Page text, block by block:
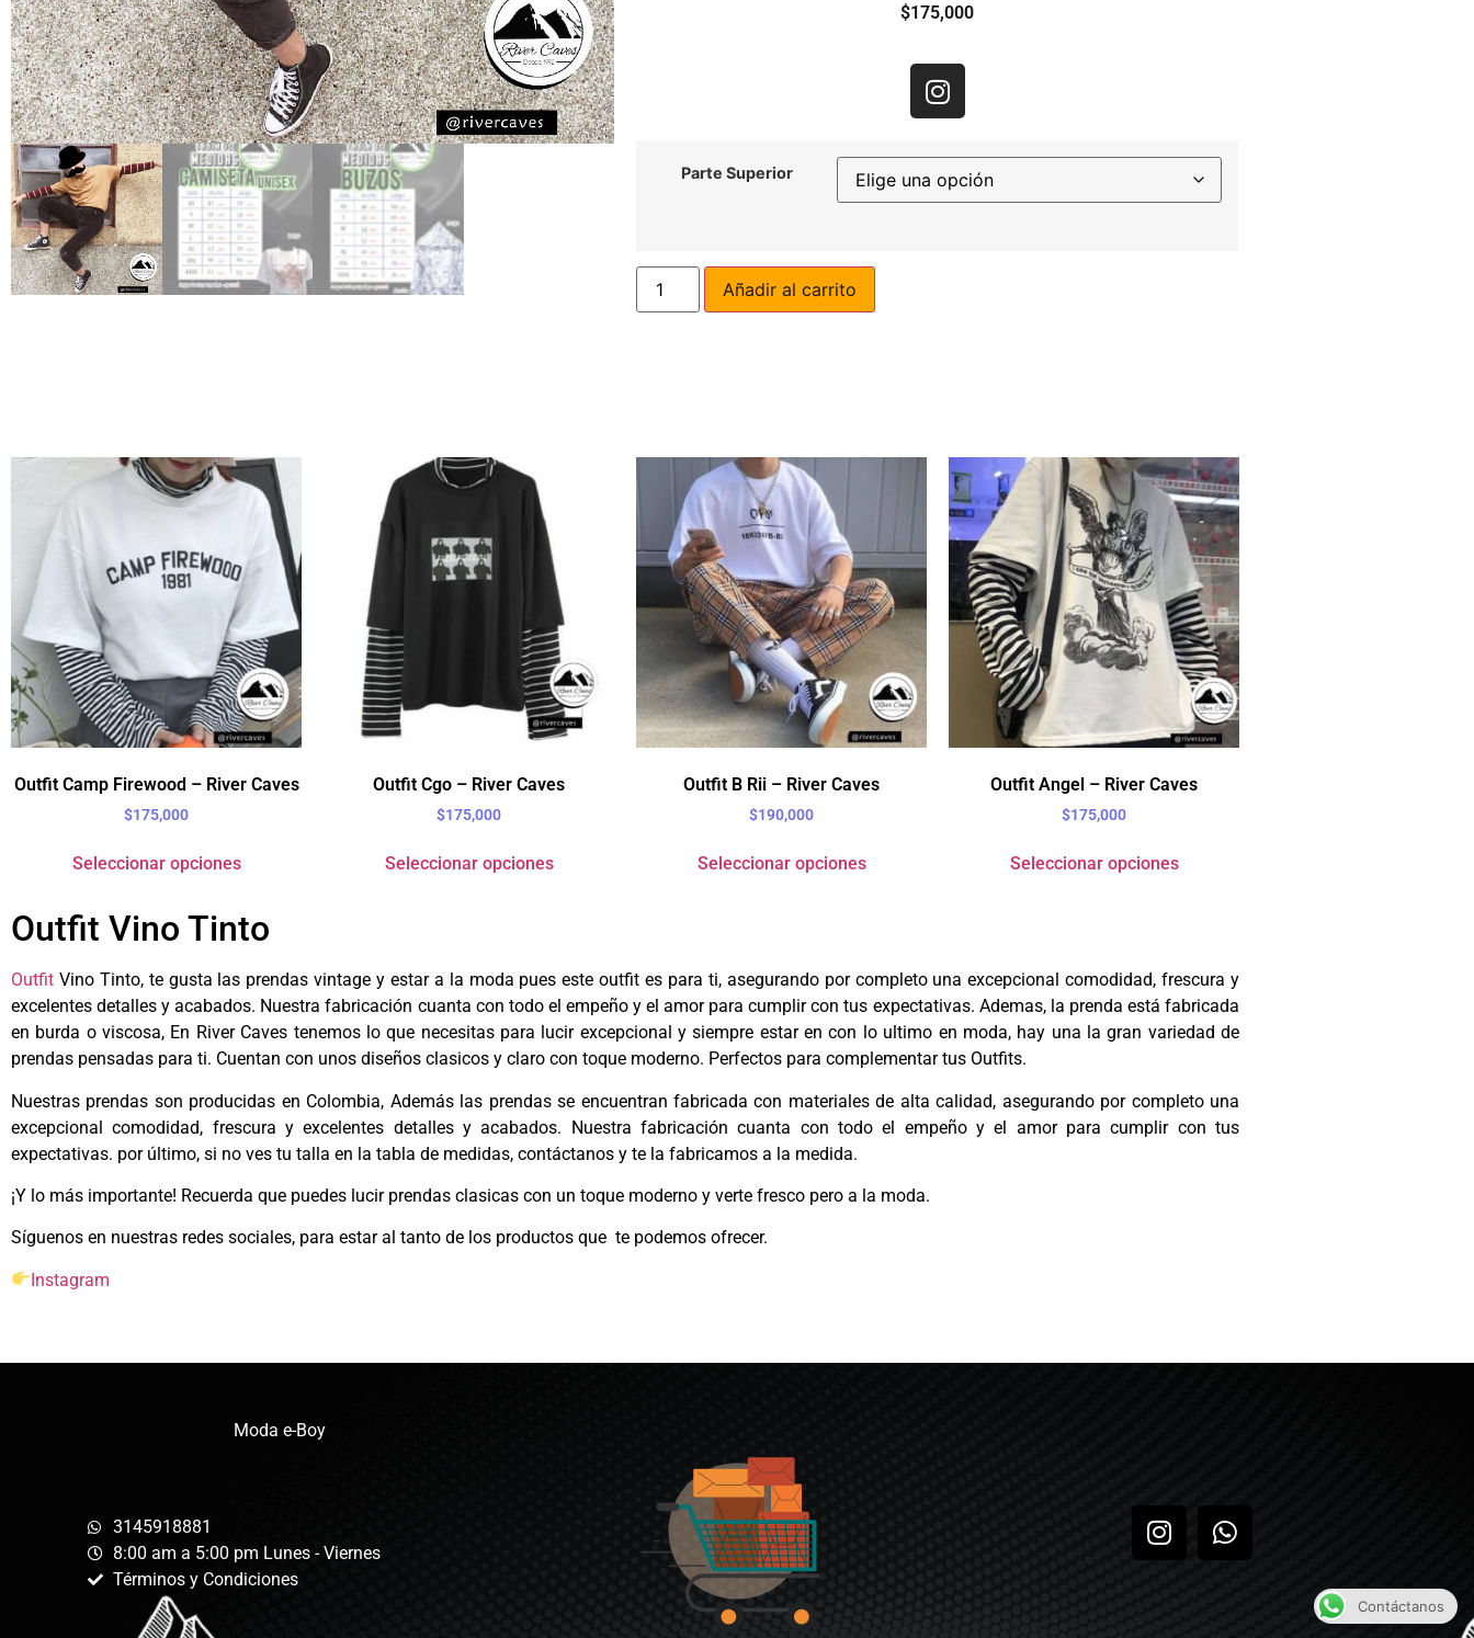
$175,000
Parte Superior
Añadir al carrito
Outfit Camp Firewood – River Caves
$175,000
Seleccionar opciones
Outfit Cgo – River Caves
$175,000
Seleccionar opciones
Outfit B Rii – River Caves
$190,000
Seleccionar opciones
Outfit Angel – River Caves
$175,000
Seleccionar opciones
Outfit Vino Tinto
Outfit Vino Tinto, te gusta las prendas vintage y estar a la moda pues este outfit es para ti, asegurando por completo una excepcional comodidad, frescura y
excelentes detalles y acabados. Nuestra fabricación cuanta con todo el empeño y el amor para cumplir con tus expectativas. Ademas, la prenda está fabricada
en burda o viscosa, En River Caves tenemos lo que necesitas para lucir excepcional y siempre estar en con lo ultimo en moda, hay una la gran variedad de
prendas pensadas para ti. Cuentan con unos diseños clasicos y claro con toque moderno. Perfectos para complementar tus Outfits.
Nuestras prendas son producidas en Colombia, Además las prendas se encuentran fabricada con materiales de alta calidad, asegurando por completo una
excepcional comodidad, frescura y excelentes detalles y acabados. Nuestra fabricación cuanta con todo el empeño y el amor para cumplir con tus
expectativas. por último, si no ves tu talla en la tabla de medidas, contáctanos y te la fabricamos a la medida.
¡Y lo más importante! Recuerda que puedes lucir prendas clasicas con un toque moderno y verte fresco pero a la moda.
Síguenos en nuestras redes sociales, para estar al tanto de los productos que te podemos ofrecer.
Instagram
Moda e-Boy
3145918881
8:00 am a 5:00 pm Lunes - Viernes
Términos y Condiciones
Contáctanos